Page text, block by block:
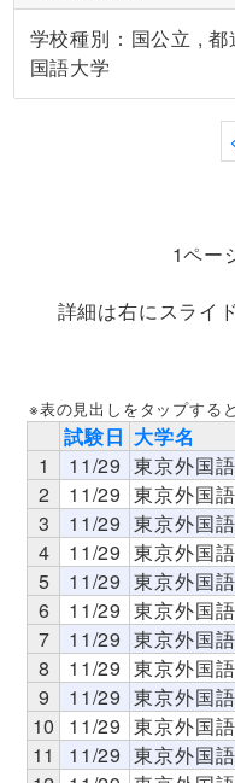
学校種別：国公立 ,
国語大学
1ペー
詳細は右にスライ
※表の見出しをタップする
試験日 大学名
1
11/29 東京外国
2
11/29 東京外国
3
11/29 東京外国
4
11/29 東京外国
5
11/29 東京外国
6
11/29 東京外国
7
11/29 東京外国
8
11/29 東京外国
9
11/29 東京外国
10
11/29 東京外国
11
11/29 東京外国